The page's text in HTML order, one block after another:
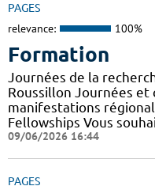
PAGES
relevance: 100%
Formation
Journées de la
Roussillon Journées et
manifestations
Fellowships Vous
09/06/2026 16:44
PAGES